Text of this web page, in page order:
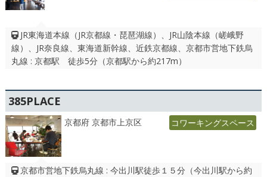
JR東海道本線（JR京都線・琵琶湖線）、JR山陰本線（嵯峨野
線）、JR奈良線、東海道新幹線、近鉄京都線、京都市営地下鉄烏
丸線 : 京都駅 徒歩5分（京都駅から約217m）
385PLACE
京都府 京都市上京区 コワーキングスペース
京都市営地下鉄烏丸線 : 今出川駅徒歩１５分（今出川駅から約